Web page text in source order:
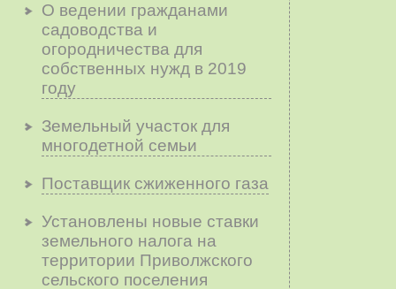
О ведении гражданами
садоводства и
огородничества для
собственных нужд в 2019
году
Земельный участок для
многодетной семьи
Поставщик сжиженного газа
Установлены новые ставки
земельного налога на
территории Приволжского
сельского поселения